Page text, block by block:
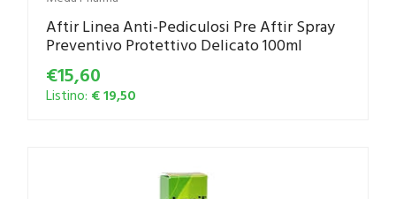
Aftir Linea Anti-Pediculosi Pre Aftir Spray
Preventivo Protettivo Delicato 100ml
€15,60
Listino: € 19,50